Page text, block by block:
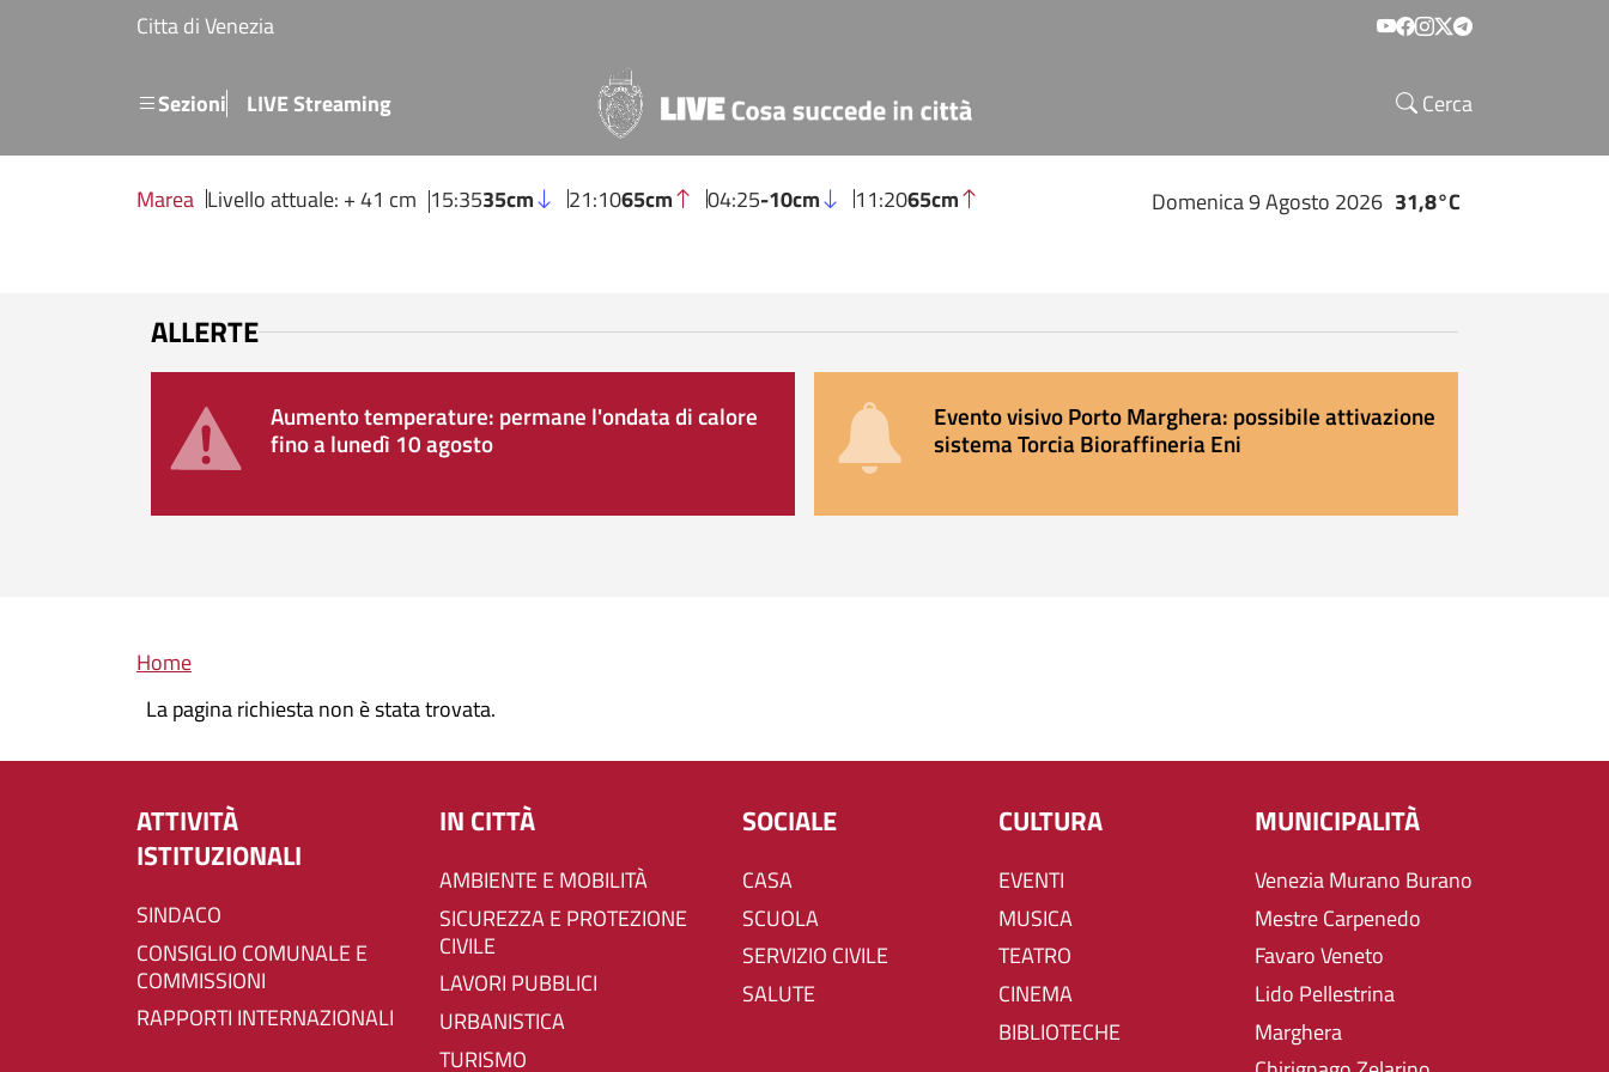
Salta al contenuto principale
Citta di Venezia Social menu
SezioniMenu secondario
LIVE Streaming Cerca
Marea Livello attuale: + 41 cm 15:3535cm 21:1065cm 04:25-10cm 11:2065cm Domenica 9 Agosto 2026 31,8°C
ALLERTE
Aumento temperature: permane l'ondata di calore
fino a lunedì 10 agosto
Evento visivo Porto Marghera: possibile attivazione
sistema Torcia Bioraffineria Eni
Briciole di pane
Home
La pagina richiesta non è stata trovata.
ATTIVITÀ
ISTITUZIONALI
SINDACO
CONSIGLIO COMUNALE E
COMMISSIONI
RAPPORTI INTERNAZIONALI
IN CITTÀ
AMBIENTE E MOBILITÀ
SICUREZZA E PROTEZIONE
CIVILE
LAVORI PUBBLICI
URBANISTICA
TURISMO
SOCIALE
CASA
SCUOLA
SERVIZIO CIVILE
SALUTE
CULTURA
EVENTI
MUSICA
TEATRO
CINEMA
BIBLIOTECHE
MUNICIPALITÀ
Venezia Murano Burano
Mestre Carpenedo
Favaro Veneto
Lido Pellestrina
Marghera